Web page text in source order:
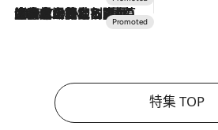
2026.7.10
NEW OPEN！【界 草津】名湯の地に誕生。趣の異なる2種の温泉と上州ならではの会席・蕎麦割烹など美食を味わう究極の癒やし旅
特集 TOP